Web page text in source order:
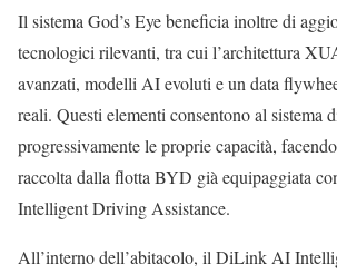
Il sistema God’s Eye beneficia inoltre di
tecnologici rilevanti, tra cui l’architettura
avanzati, modelli AI evoluti e un data
reali. Questi elementi consentono al sistema
progressivamente le proprie capacità,
raccolta dalla flotta BYD già equipaggiata
Intelligent Driving Assistance.
All’interno dell’abitacolo, il DiLink AI